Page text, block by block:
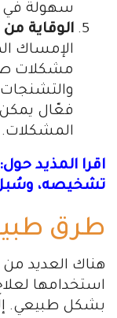
سهولة في
الوقاية
الإمساك
مشكلات
فعّال
المشكلات.
اقرا المذيد
تشخيصه، وسُبل
طرق
هناك العديد
استخدامها
بشكل طبيعي.